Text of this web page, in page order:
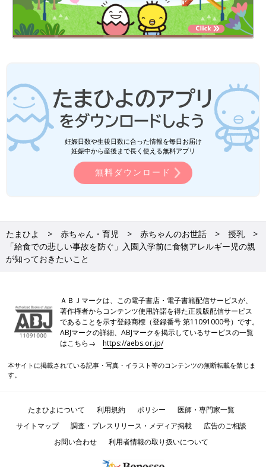
妊娠日数や生後日数に合った情報を毎日お届け
妊娠中から産後まで長く使える無料アプリ
無料ダウンロード
たまひよ 赤ちゃん・育児 赤ちゃんのお世話
授乳
「給食での悲しい事故を防ぐ」入園入学前に食物アレルギー児の親
が知っておきたいこと
ＡＢＪマークは、この電子書店・電子書籍配信サービスが、
著作権者からコンテンツ使用許諾を得た正規版配信サービス
であることを示す登録商標（登録番号 第11091000号）です。
ABJマークの詳細、ABJマークを掲示しているサービスの一覧
はこちら→https://aebs.or.jp/
本サイトに掲載されている記事・写真・イラスト等のコンテンツの無断転載を禁じま
す。
たまひよについて 利用規約 ポリシー
医師・専門家一覧
サイトマップ
調査・プレスリリース・メディア掲載
広告のご相談
お問い合わせ
利用者情報の取り扱いについて